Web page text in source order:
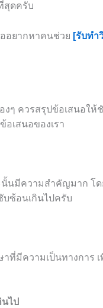
สุดครับ
อยากหาคนช่วย [รับทำ
งๆ ควรสรุปข้อเสนอใ
อเสนอของเรา
นมีความสำคัญมาก โด
บซ้อนเกินไปครับ
ที่มีความเป็นทางการ
ไป